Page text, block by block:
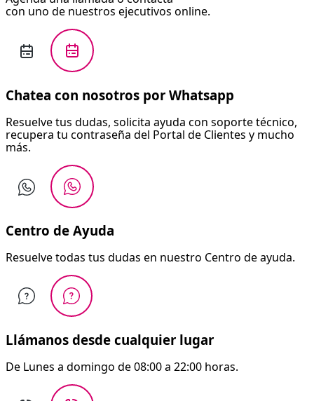
con uno de nuestros ejecutivos online.
Chatea con nosotros por Whatsapp
Resuelve tus dudas, solicita ayuda con soporte técnico,
recupera tu contraseña del Portal de Clientes y mucho
más.
Centro de Ayuda
Resuelve todas tus dudas en nuestro Centro de ayuda.
Llámanos desde cualquier lugar
De Lunes a domingo de 08:00 a 22:00 horas.